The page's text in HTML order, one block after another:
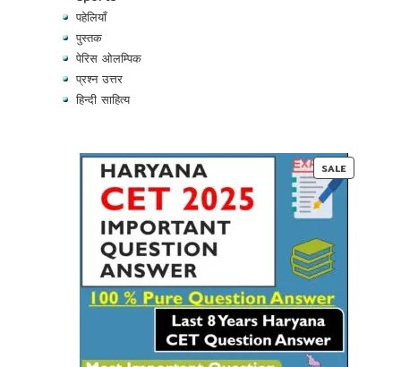
पहेलियाँ
पुस्तक
पेरिस ओलम्पिक
प्रश्न उत्तर
हिन्दी साहित्य
SALE